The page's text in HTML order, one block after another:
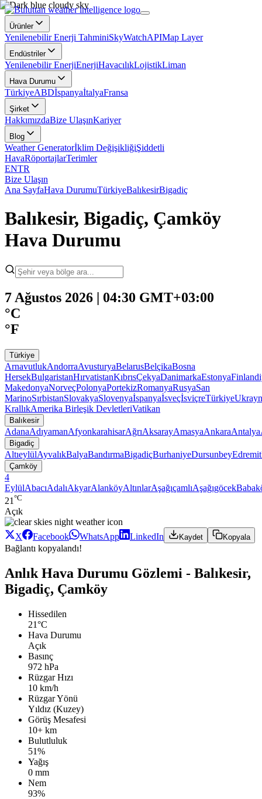
Ürünler
Yenilenebilir Enerji TahminiSkyWatchAPIMap Layer
Endüstriler
Yenilenebilir EnerjiEnerjiHavacılıkLojistikLiman
Hava Durumu
TürkiyeABDİspanyaİtalyaFransa
Şirket
HakkımızdaBize UlaşınKariyer
Blog
Weather Generatorİklim DeğişikliğiŞiddetli
HavaRöportajlarTerimler
ENTR
Bize Ulaşın
Ana SayfaHava DurumuTürkiyeBalıkesirBigadiç
Balıkesir, Bigadiç, Çamköy
Hava Durumu
7 Ağustos 2026 | 04:30 GMT+03:00
°C
°F
Türkiye
ArnavutlukAndorraAvusturyaBelarusBelçikaBosna
HersekBulgaristanHırvatistanKıbrısÇekyaDanimarkaEstonya
MakedonyaNorveçPolonyaPortekizRomanyaRusyaSan
MarinoSırbistanSlovakyaSlovenyaİspanyaİsveçİsviçreTürkiye
KrallıkAmerika Birleşik DevletleriVatikan
Balıkesir
AdanaAdıyamanAfyonkarahisarAğrıAksarayAmasyaAnkaraAntalya
Bigadiç
AltıeylülAyvalıkBalyaBandırmaBigadiçBurhaniyeDursunbeyEdremit
Çamköy
4
EylülAbacıAdalıAkyarAlanköyAltınlarAşağıçamlıAşağıgöcek
21 °C
Açık
X Facebook WhatsApp LinkedIn Kaydet Kopyala
Bağlantı kopyalandı!
Anlık Hava Durumu Gözlemi - Balıkesir,
Bigadiç, Çamköy
Hissedilen
21°C
Hava Durumu
Açık
Basınç
972 hPa
Rüzgar Hızı
10 km/h
Rüzgar Yönü
Yıldız (Kuzey)
Görüş Mesafesi
10+ km
Bulutluluk
51%
Yağış
0 mm
Nem
93%